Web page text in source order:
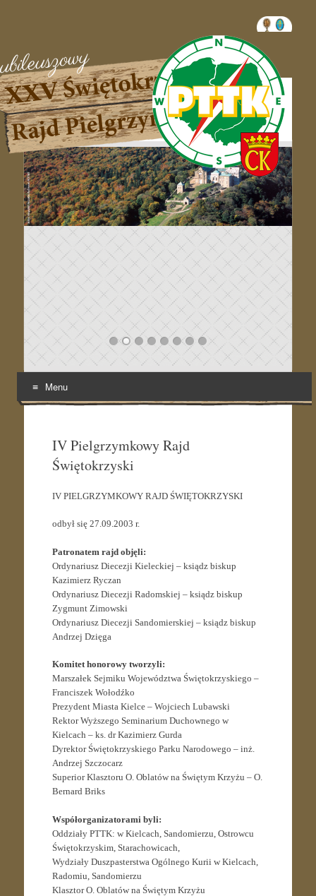
Menu
contentIV Pielgrzymkowy Rajd
Świętokrzyski
IV PIELGRZYMKOWY RAJD ŚWIĘTOKRZYSKI
odbył się 27.09.2003 r.
Patronatem rajd objęli:
Ordynariusz Diecezji Kieleckiej – ksiądz biskup
Kazimierz Ryczan
Ordynariusz Diecezji Radomskiej – ksiądz biskup
Zygmunt Zimowski
Ordynariusz Diecezji Sandomierskiej – ksiądz biskup
Andrzej Dzięga
Komitet honorowy tworzyli:
Marszałek Sejmiku Województwa Świętokrzyskiego –
Franciszek Wołodźko
Prezydent Miasta Kielce – Wojciech Lubawski
Rektor Wyższego Seminarium Duchownego w
Kielcach – ks. dr Kazimierz Gurda
Dyrektor Świętokrzyskiego Parku Narodowego – inż.
Andrzej Szczocarz
Superior Klasztoru O. Oblatów na Świętym Krzyżu – O.
Bernard Briks
Współorganizatorami byli:
Oddziały PTTK: w Kielcach, Sandomierzu, Ostrowcu
Świętokrzyskim, Starachowicach,
Wydziały Duszpasterstwa Ogólnego Kurii w Kielcach,
Radomiu, Sandomierzu
Klasztor O. Oblatów na Świętym Krzyżu